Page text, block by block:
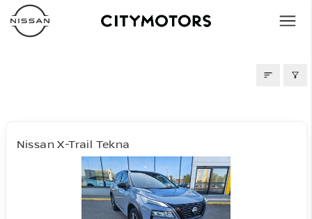
Nissan X-Trail Tekna